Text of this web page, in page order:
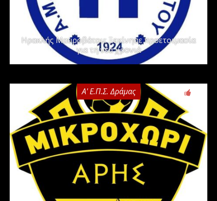
Ηρακλής Μαυροβάτου: Ξεκίνησε προετοιμασία
για τη νέα χρονιά
Α' Ε.Π.Σ. Δράμας